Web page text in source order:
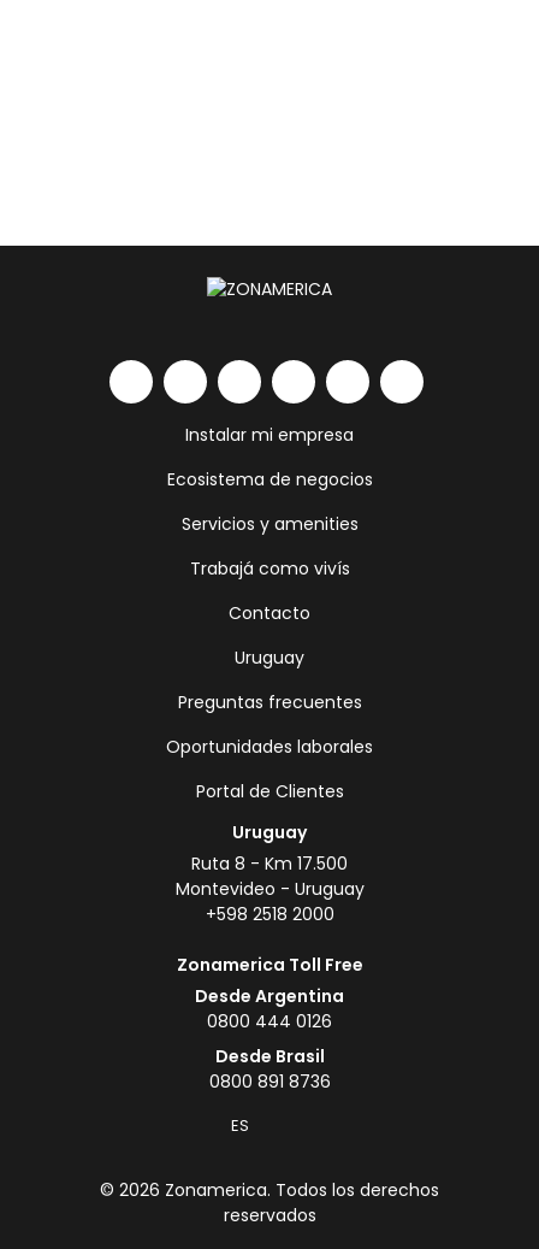
Instalar mi empresa
Ecosistema de negocios
Servicios y amenities
Trabajá como vivís
Contacto
Uruguay
Preguntas frecuentes
Oportunidades laborales
Portal de Clientes
Uruguay
Ruta 8 - Km 17.500
Montevideo - Uruguay
+598 2518 2000
Zonamerica Toll Free
Desde Argentina
0800 444 0126
Desde Brasil
0800 891 8736
ES
© 2026 Zonamerica. Todos los derechos
reservados